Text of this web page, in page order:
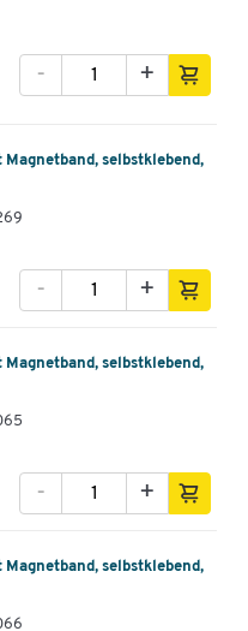
+
-
Magnetband, selbstklebend,
+
-
Magnetband, selbstklebend,
+
-
Magnetband, selbstklebend,